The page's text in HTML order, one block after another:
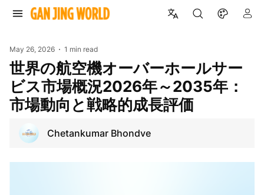
May 26, 2026 1 min read
世界の航空機オーバーホールサー
ビス市場概況2026年～2035年：
市場動向と戦略的成長評価
Chetankumar Bhondve